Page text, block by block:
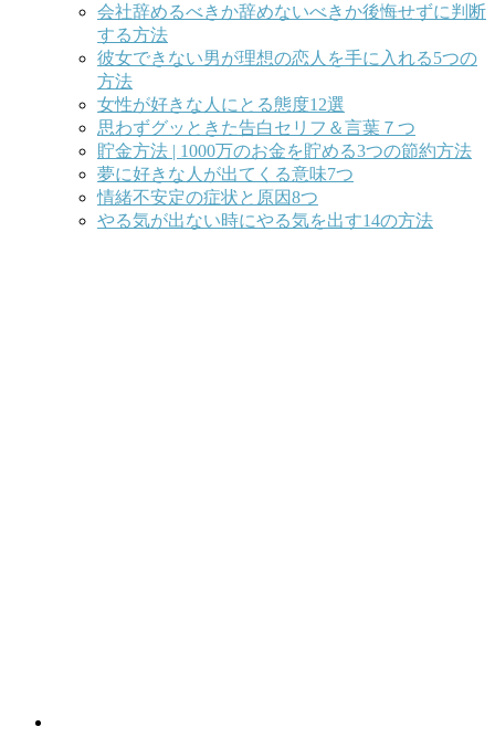
会社辞めるべきか辞めないべきか後悔せずに判断
する方法
彼女できない男が理想の恋人を手に入れる5つの
方法
女性が好きな人にとる態度12選
思わずグッときた告白セリフ＆言葉７つ
貯金方法 | 1000万のお金を貯める3つの節約方法
夢に好きな人が出てくる意味7つ
情緒不安定の症状と原因8つ
やる気が出ない時にやる気を出す14の方法